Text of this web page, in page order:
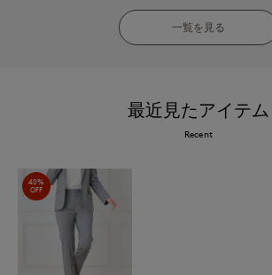
一覧を見る
最近見たアイテム
Recent
40%
OFF